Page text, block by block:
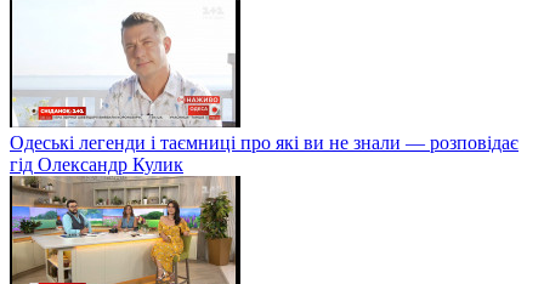
Одеські легенди і таємниці про які ви не знали — розповідає
гід Олександр Кулик